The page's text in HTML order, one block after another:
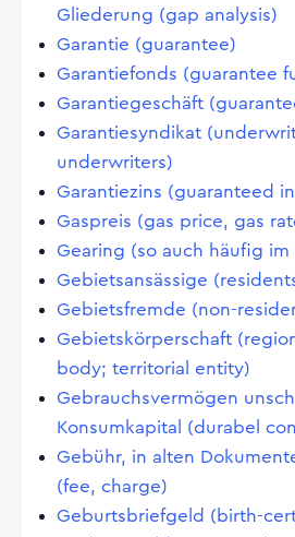
Gliederung (gap analysis)
Garantie (guarantee)
Garantiefonds (guarantee
Garantiegeschäft
Garantiesyndikat
underwriters)
Garantiezins (guaranteed
Gaspreis (gas price, gas
Gearing (so auch häufig
Gebietsansässige
Gebietsfremde (non-
Gebietskörperschaft
body; territorial entity)
Gebrauchsvermögen
Konsumkapital (durabel
Gebühr, in alten
(fee, charge)
Geburtsbriefgeld (birth-